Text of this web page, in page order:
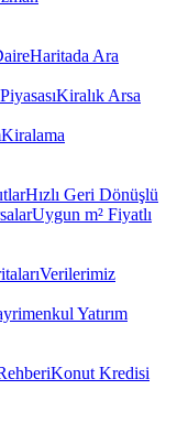
Haritada Ara
Kiralık Arsa
Kiralama
Hızlı Geri Dönüşlü
Uygun m² Fiyatlı
Verilerimiz
Yatırım
Konut Kredisi